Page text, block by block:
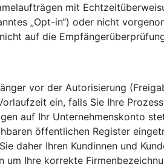
mit
„Opt-in“) oder nicht
auf die
vor der Autorisierung
ein, falls Sie Ihre
auf Ihr Unternehmenskonto
öffentlichen Register
daher Ihren Kundinnen und
Ihre korrekte